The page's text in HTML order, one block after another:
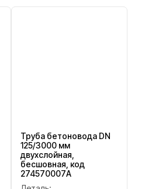
Труба бетоновода DN
125/3000 мм
двухслойная,
бесшовная, код
274570007A